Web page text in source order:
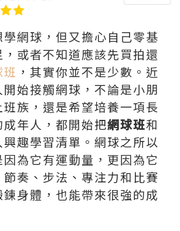
網球，但又擔心自己零基
或者不知道應該先買拍還
，其實你並不是少數。近
始接觸網球，不論是小朋
族，還是希望培養一項長
年人，都開始把網球班和
興趣學習清單。網球之所以
為它有運動量，更因為它
奏、步法、專注力和比賽
身體，也能帶來很強的成